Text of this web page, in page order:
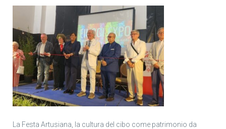
La Festa Artusiana, la cultura del cibo come patrimonio da